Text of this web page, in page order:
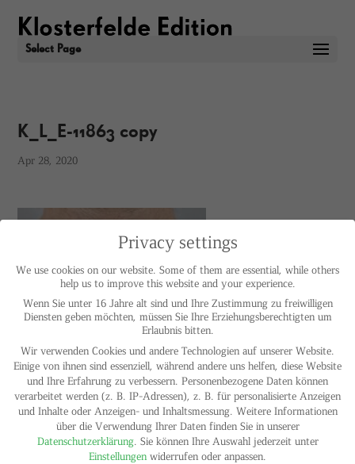
Select Page
K_L_E-11863 copy
Apr 28, 2020
Privacy settings
We use cookies on our website. Some of them are essential, while others
help us to improve this website and your experience.
Wenn Sie unter 16 Jahre alt sind und Ihre Zustimmung zu freiwilligen
Diensten geben möchten, müssen Sie Ihre Erziehungsberechtigten um
Erlaubnis bitten.
Wir verwenden Cookies und andere Technologien auf unserer Website.
Einige von ihnen sind essenziell, während andere uns helfen, diese Website
und Ihre Erfahrung zu verbessern. Personenbezogene Daten können
verarbeitet werden (z. B. IP-Adressen), z. B. für personalisierte Anzeigen
und Inhalte oder Anzeigen- und Inhaltsmessung. Weitere Informationen
über die Verwendung Ihrer Daten finden Sie in unserer
Datenschutzerklärung. Sie können Ihre Auswahl jederzeit unter
Einstellungen widerrufen oder anpassen.